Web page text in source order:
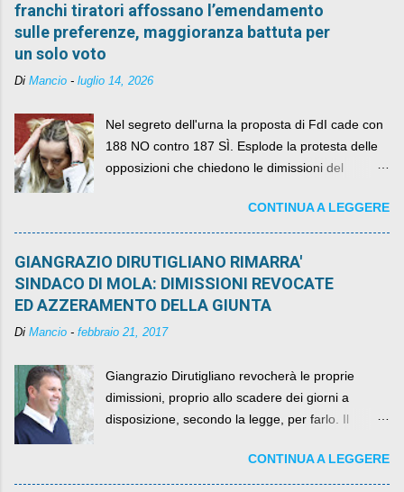
franchi tiratori affossano l’emendamento
sulle preferenze, maggioranza battuta per
un solo voto
Di Mancio - luglio 14, 2026
Nel segreto dell'urna la proposta di FdI cade con
188 NO contro 187 SÌ. Esplode la protesta delle
opposizioni che chiedono le dimissioni del
CONTINUA A LEGGERE
GIANGRAZIO DIRUTIGLIANO RIMARRA'
SINDACO DI MOLA: DIMISSIONI REVOCATE
ED AZZERAMENTO DELLA GIUNTA
Di Mancio - febbraio 21, 2017
Giangrazio Dirutigliano revocherà le proprie
dimissioni, proprio allo scadere dei giorni a
disposizione, secondo la legge, per farlo. Il
quelli che si auspicavano il contrario.CONTINUA A LEGGERE